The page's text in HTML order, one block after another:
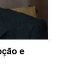
e